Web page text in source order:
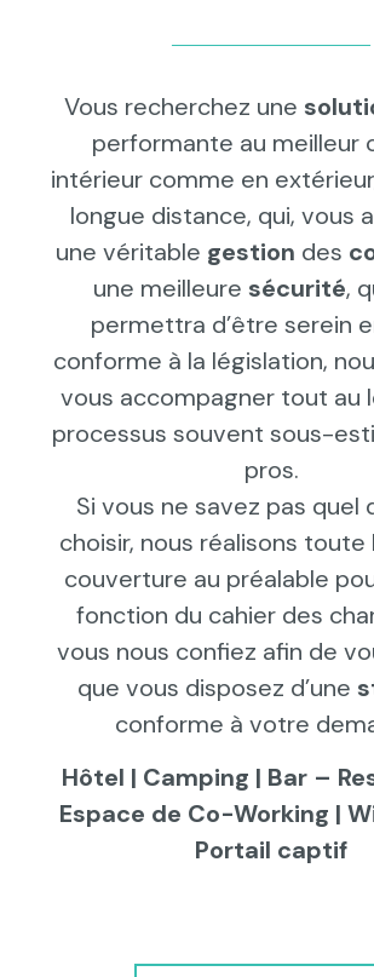
Vous recherchez une
performante au meilleur
intérieur comme en
longue distance, qui, vous
une véritable gestion des
une meilleure sécurité,
permettra d’être serein
conforme à la législation,
vous accompagner tout au
processus souvent sous-
pros.
Si vous ne savez pas quel
choisir, nous réalisons toute
couverture au préalable
fonction du cahier des
vous nous confiez afin de
que vous disposez d’une
conforme à votre
Hôtel | Camping | Bar –
Espace de Co-Working |
Portail captif